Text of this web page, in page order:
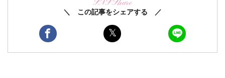
SNS Share
＼ この記事をシェアする ／